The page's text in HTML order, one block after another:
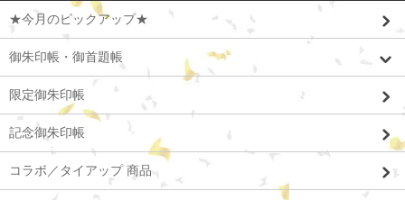
★今月のピックアップ★
御朱印帳・御首題帳
限定御朱印帳
記念御朱印帳
コラボ／タイアップ 商品